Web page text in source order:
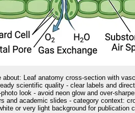
about: Leaf anatomy cross-section with
scientific quality - clear labels and
look - avoid neon glow and over-
and academic slides - category context:
or very light background for